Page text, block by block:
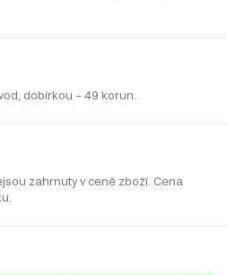
dobírkou – 49 korun.
zahrnuty v ceně zboží. Cena